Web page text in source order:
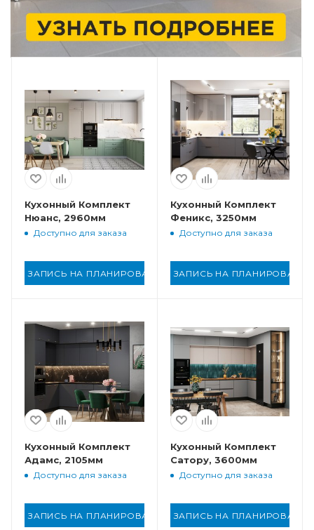
Кухонный Комплект
Нюанс, 2960мм
Доступно для заказа
ЗАПИСЬ НА ПЛАНИРОВАНИЕ
Кухонный Комплект
Феникс, 3250мм
Доступно для заказа
ЗАПИСЬ НА ПЛАНИРОВАНИЕ
Кухонный Комплект
Адамс, 2105мм
Доступно для заказа
ЗАПИСЬ НА ПЛАНИРОВАНИЕ
Кухонный Комплект
Сатору, 3600мм
Доступно для заказа
ЗАПИСЬ НА ПЛАНИРОВАНИЕ